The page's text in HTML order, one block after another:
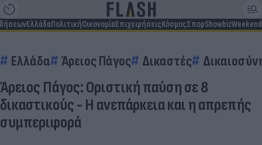
ΕλλάδαΠολιτικήΟικονομίαΕπιχειρήσειςΚόσμοςΣπορShowbizWeekend
Ελλάδα Άρειος Πάγος Δικαστές
Άρειος Πάγος: Οριστική παύση σε 8
δικαστικούς - Η ανεπάρκεια και η απρεπής
συμπεριφορά